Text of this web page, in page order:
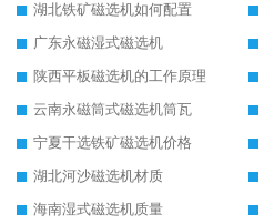
湖北铁矿磁选机如何配置
广东永磁湿式磁选机
陕西平板磁选机的工作原理
云南永磁筒式磁选机筒瓦
宁夏干选铁矿磁选机价格
湖北河沙磁选机材质
海南湿式磁选机质量